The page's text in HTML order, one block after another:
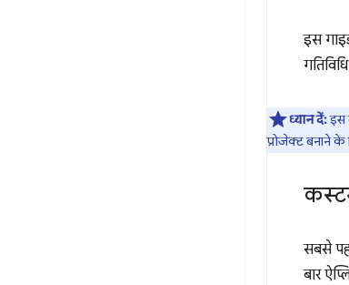
इस
ध्यान दें:इस
प्रोजेक्ट बनाने के
सबसे
बार